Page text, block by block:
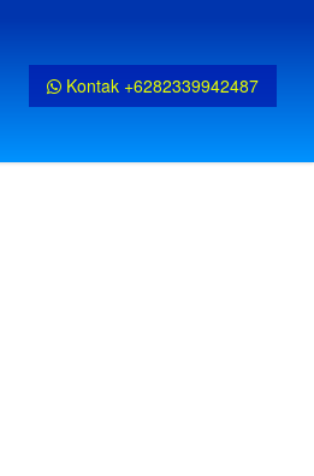
Kontak +6282339942487